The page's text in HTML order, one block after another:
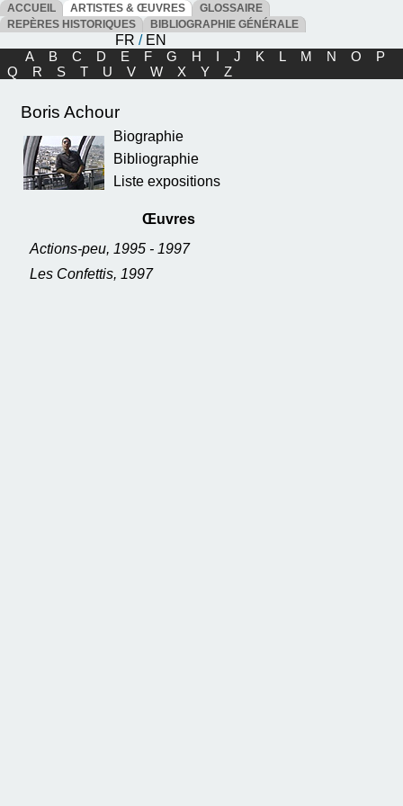
ACCUEIL ARTISTES & ŒUVRES
GLOSSAIRE
REPÈRES HISTORIQUES
BIBLIOGRAPHIE GÉNÉRALE
FR / EN
A
B C D E F G H I J K L M N O
P
Q
R S T U V W X Y Z